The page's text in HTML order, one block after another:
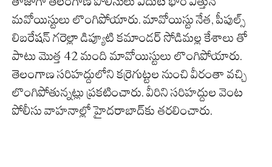
మవోయిస్టులు లొంగిపోయారు. మావోయిస్టు నేత‌, పీపుల్స్
లిబ‌రేష‌న్ గ‌రెల్లా డిప్యూటి క‌మాండ‌ర్ సోడిమ‌ల్ల కేశాలు తో
పాటు మొత్త 42 మంది మావోయిస్టులు లొంగిపోయారు.
తెలంగాణ స‌రిహ‌ద్దులోని క‌ర్రెగుట్ట‌ల నుంచి వీరంతా వ‌చ్చి
లొంగిపోతున్న‌ట్లు ప్ర‌క‌టించారు. వీరిని స‌రిహ‌ద్దుల వెంట
పోలీసు వాహ‌నాల్లో హైద‌రాబాద్‌కు త‌ర‌లించారు.